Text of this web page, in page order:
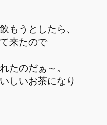
もうとしたら、
来たので
たのだぁ～。
しいお茶になり